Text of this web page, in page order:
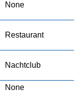
None
Restaurant
Nachtclub
None